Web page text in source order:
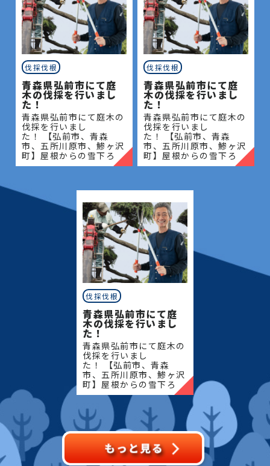
伐採伐根
青森県弘前市にて庭
木の伐採を行いまし
た！
青森県弘前市にて庭木の
伐採を行いまし
た！ 【弘前市、青森
市、五所川原市、鯵ヶ沢
町】屋根からの雪下ろ
し・除雪・排雪などの作
定・草刈りなどのお庭の
こと、造園・
伐採伐根
青森県弘前市にて庭
木の伐採を行いまし
た！
青森県弘前市にて庭木の
伐採を行いまし
た！ 【弘前市、青森
市、五所川原市、鯵ヶ沢
町】屋根からの雪下ろ
し・除雪・排雪などの作
定・草刈りなどのお庭の
こと、造園・
伐採伐根
青森県弘前市にて庭
木の伐採を行いまし
た！
青森県弘前市にて庭木の
伐採を行いまし
た！ 【弘前市、青森
市、五所川原市、鯵ヶ沢
町】屋根からの雪下ろ
し・除雪・排雪などの作
業もお任せください！地
域密着で伐採・抜根・剪
定・草刈りなどのお庭の
こと、造園・